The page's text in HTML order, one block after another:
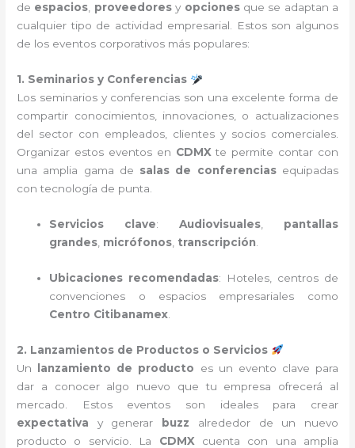
de espacios, proveedoresy opcionesque se adaptan a
cualquier tipo de actividad empresarial. Estos son algunos
de los eventos corporativos más populares:
1. Seminarios y Conferencias
Los seminarios y conferencias son una excelente forma de
compartir conocimientos, innovaciones, o actualizaciones
del sector con empleados, clientes y socios comerciales.
Organizar estos eventos en CDMXte permite contar con
una amplia gama de salas de conferenciasequipadas
con tecnología de punta.
Servicios clave:Audiovisuales
pantallas
grandes micrófonos transcripción
Ubicaciones recomendadas: Hoteles, centros de
convenciones o espacios empresariales como
Centro Citibanamex
2. Lanzamientos de Productos o Servicios
Un
lanzamiento de producto es un evento clave para
dar a conocer algo nuevo que tu empresa ofrecerá al
mercado. Estos eventos son ideales para crear
expectativa y generar buzz alrededor de un nuevo
producto o servicio. La CDMX cuenta con una amplia